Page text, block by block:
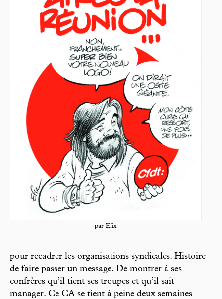
par Efix
pour recadrer les organisations syndicales. Histoire
de faire passer un message. De montrer à ses
confrères qu’il tient ses troupes et qu’il sait
manager. Ce CA se tient à peine deux semaines